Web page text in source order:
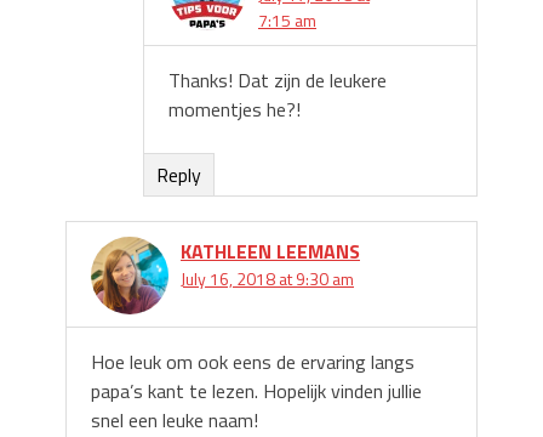
7:15 am
Thanks! Dat zijn de leukere
momentjes he?!
Reply
KATHLEEN LEEMANS
July 16, 2018 at 9:30 am
Hoe leuk om ook eens de ervaring langs
papa’s kant te lezen. Hopelijk vinden jullie
snel een leuke naam!